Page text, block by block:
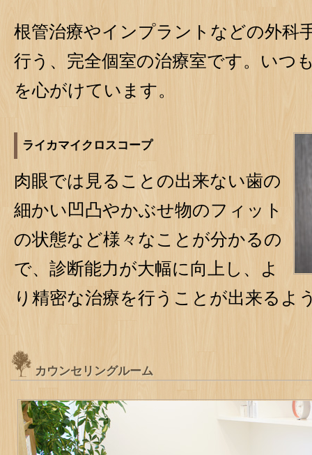
根管治療やインプラントなどの外科
行う、完全個室の治療室です。いつ
を心がけています。
ライカマイクロスコープ
肉眼では見ることの出来ない歯の
細かい凹凸やかぶせ物のフィット
の状態など様々なことが分かるの
で、診断能力が大幅に向上し、よ
り精密な治療を行うことが出来るよ
カウンセリングルーム